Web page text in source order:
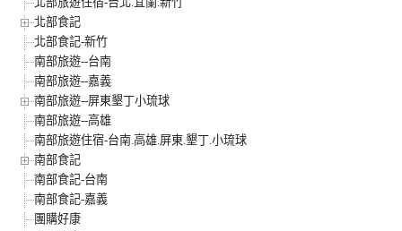
北部食記
北部食記-新竹
南部旅遊--台南
南部旅遊--嘉義
南部旅遊--屏東墾丁小琉球
南部旅遊--高雄
南部旅遊住宿-台南.高雄.屏東.墾丁.小琉球
南部食記
南部食記-台南
南部食記-嘉義
團購好康